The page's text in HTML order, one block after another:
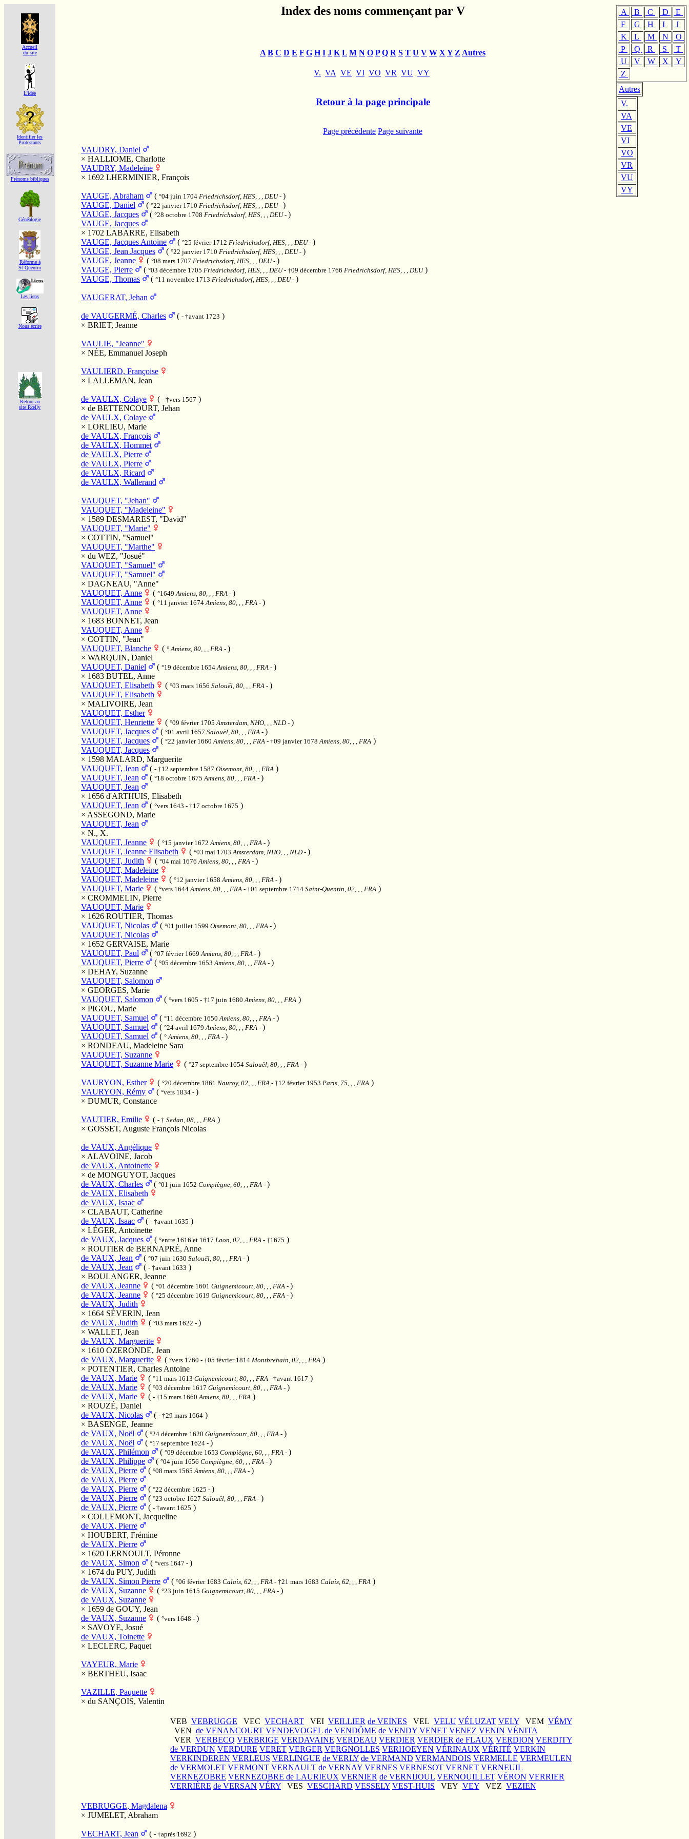
Accueil
du site
L'idée
Identifier les
Protestants
Prénoms bibliques
Généalogie
Réforme á
St Quentin
Les liens
Nous écrire
Retour au
site Rœlly
Index des noms commençant par V A B C D
E
F
G H I
J
K
L M N
O
P
Q R S
T
U
V W X
Y
Z
Autres
V.
VA
VE
VI
VO
VR
VU
VY
A B C D E F G H I J K L M N O P Q R S T U V W X Y Z Autres
V. VA VE VI VO VR VU VY
Retour à la page principale
Page précédente Page suivante
VAUDRY, Daniel
× HALLIOME, Charlotte
VAUDRY, Madeleine
× 1692 LHERMINIER, François
VAUGE, Abraham ( °04 juin 1704 Friedrichsdorf, HES, , , DEU- )
VAUGE, Daniel
( °22 janvier 1710 Friedrichsdorf, HES, , , DEU- )
VAUGE, Jacques
( °28 octobre 1708 Friedrichsdorf, HES, , , DEU- )
VAUGE, Jacques
× 1702 LABARRE, Elisabeth
VAUGE, Jacques Antoine
( °25 février 1712 Friedrichsdorf, HES, , , DEU- )
VAUGE, Jean Jacques
( °22 janvier 1710 Friedrichsdorf, HES, , , DEU- )
VAUGE, Jeanne
( °08 mars 1707 Friedrichsdorf, HES, , , DEU- )
VAUGE, Pierre
( °03 décembre 1705 Friedrichsdorf, HES, , , DEU- †09 décembre 1766 Friedrichsdorf, HES, , , DEU)
VAUGE, Thomas
( °11 novembre 1713 Friedrichsdorf, HES, , , DEU- )
VAUGERAT, Jehan
de VAUGERMÉ, Charles ( - †avant 1723 )
× BRIET, Jeanne
VAULIE, "Jeanne"
× NÉE, Emmanuel Joseph
VAULIERD, Françoise
× LALLEMAN, Jean
de VAULX, Colaye ( - †vers 1567 )
× de BETTENCOURT, Jehan
de VAULX, Colaye
× LORLIEU, Marie
de VAULX, François
de VAULX, Hommet
de VAULX, Pierre
de VAULX, Pierre
de VAULX, Ricard
de VAULX, Wallerand
VAUQUET, "Jehan"
VAUQUET, "Madeleine"
× 1589 DESMAREST, "David"
VAUQUET, "Marie"
× COTTIN, "Samuel"
VAUQUET, "Marthe"
× du WEZ, "Josué"
VAUQUET, "Samuel"
VAUQUET, "Samuel"
× DAGNEAU, "Anne"
VAUQUET, Anne
( °1649 Amiens, 80, , , FRA - )
VAUQUET, Anne
( °11 janvier 1674 Amiens, 80, , , FRA - )
VAUQUET, Anne
× 1683 BONNET, Jean
VAUQUET, Anne
× COTTIN, "Jean"
VAUQUET, Blanche
( ° Amiens, 80, , , FRA - )
× WARQUIN, Daniel
VAUQUET, Daniel
( °19 décembre 1654 Amiens, 80, , , FRA - )
× 1683 BUTEL, Anne
VAUQUET, Elisabeth
( °03 mars 1656 Salouël, 80, , , FRA - )
VAUQUET, Elisabeth
× MALIVOIRE, Jean
VAUQUET, Esther
VAUQUET, Henriette
( °09 février 1705 Amsterdam, NHO, , , NLD- )
VAUQUET, Jacques
( °01 avril 1657 Salouël, 80, , , FRA - )
VAUQUET, Jacques
( °22 janvier 1660 Amiens, 80, , , FRA - †09 janvier 1678 Amiens, 80, , , FRA )
VAUQUET, Jacques
× 1598 MALARD, Marguerite
VAUQUET, Jean
( - †12 septembre 1587 Oisemont, 80, , , FRA )
VAUQUET, Jean
( °18 octobre 1675 Amiens, 80, , , FRA - )
VAUQUET, Jean
× 1656 d'ARTHUIS, Elisabeth
VAUQUET, Jean
( °vers 1643 - †17 octobre 1675 )
× ASSEGOND, Marie
VAUQUET, Jean
× N., X.
VAUQUET, Jeanne
( °15 janvier 1672 Amiens, 80, , , FRA - )
VAUQUET, Jeanne Elisabeth
( °03 mai 1703 Amsterdam, NHO, , , NLD- )
VAUQUET, Judith
( °04 mai 1676 Amiens, 80, , , FRA - )
VAUQUET, Madeleine
VAUQUET, Madeleine
( °12 janvier 1658 Amiens, 80, , , FRA - )
VAUQUET, Marie
( °vers 1644 Amiens, 80, , , FRA - †01 septembre 1714 Saint-Quentin, 02, , , FRA )
× CROMMELIN, Pierre
VAUQUET, Marie
× 1626 ROUTIER, Thomas
VAUQUET, Nicolas
( °01 juillet 1599 Oisemont, 80, , , FRA - )
VAUQUET, Nicolas
× 1652 GERVAISE, Marie
VAUQUET, Paul
( °07 février 1669 Amiens, 80, , , FRA - )
VAUQUET, Pierre
( °05 décembre 1653 Amiens, 80, , , FRA - )
× DEHAY, Suzanne
VAUQUET, Salomon
× GEORGES, Marie
VAUQUET, Salomon
( °vers 1605 - †17 juin 1680 Amiens, 80, , , FRA )
× PIGOU, Marie
VAUQUET, Samuel
( °11 décembre 1650 Amiens, 80, , , FRA - )
VAUQUET, Samuel
( °24 avril 1679 Amiens, 80, , , FRA - )
VAUQUET, Samuel
( ° Amiens, 80, , , FRA - )
× RONDEAU, Madeleine Sara
VAUQUET, Suzanne
VAUQUET, Suzanne Marie
( °27 septembre 1654 Salouël, 80, , , FRA - )
VAURYON, Esther ( °20 décembre 1861 Nauroy, 02, , , FRA - †12 février 1953 Paris, 75, , , FRA )
VAURYON, Rémy
( °vers 1834 - )
× DUMUR, Constance
VAUTIER, Emilie ( - † Sedan, 08, , , FRA )
× GOSSET, Auguste François Nicolas
de VAUX, Angélique
× ALAVOINE, Jacob
de VAUX, Antoinette
× de MONGUYOT, Jacques
de VAUX, Charles
( °01 juin 1652 Compiègne, 60, , , FRA - )
de VAUX, Elisabeth
de VAUX, Isaac
× CLABAUT, Catherine
de VAUX, Isaac
( - †avant 1635 )
× LÉGER, Antoinette
de VAUX, Jacques
( °entre 1616 et 1617 Laon, 02, , , FRA - †1675 )
× ROUTIER de BERNAPRÉ, Anne
de VAUX, Jean
( °07 juin 1630 Salouël, 80, , , FRA - )
de VAUX, Jean
( - †avant 1633 )
× BOULANGER, Jeanne
de VAUX, Jeanne
( °01 décembre 1601 Guignemicourt, 80, , , FRA - )
de VAUX, Jeanne
( °25 décembre 1619 Guignemicourt, 80, , , FRA - )
de VAUX, Judith
× 1664 SÉVERIN, Jean
de VAUX, Judith
( °03 mars 1622 - )
× WALLET, Jean
de VAUX, Marguerite
× 1610 OZERONDE, Jean
de VAUX, Marguerite
( °vers 1760 - †05 février 1814 Montbrehain, 02, , , FRA )
× POTENTIER, Charles Antoine
de VAUX, Marie
( °11 mars 1613 Guignemicourt, 80, , , FRA - †avant 1617 )
de VAUX, Marie
( °03 décembre 1617 Guignemicourt, 80, , , FRA - )
de VAUX, Marie
( - †15 mars 1660 Amiens, 80, , , FRA )
× ROUZÉ, Daniel
de VAUX, Nicolas
( - †29 mars 1664 )
× BASENGE, Jeanne
de VAUX, Noël
( °24 décembre 1620 Guignemicourt, 80, , , FRA - )
de VAUX, Noël
( °17 septembre 1624 - )
de VAUX, Philémon
( °09 décembre 1653 Compiègne, 60, , , FRA - )
de VAUX, Philippe
( °04 juin 1656 Compiègne, 60, , , FRA - )
de VAUX, Pierre
( °08 mars 1565 Amiens, 80, , , FRA - )
de VAUX, Pierre
de VAUX, Pierre
( °22 décembre 1625 - )
de VAUX, Pierre
( °23 octobre 1627 Salouël, 80, , , FRA - )
de VAUX, Pierre
( - †avant 1625 )
× COLLEMONT, Jacqueline
de VAUX, Pierre
× HOUBERT, Frémine
de VAUX, Pierre
× 1620 LERNOULT, Péronne
de VAUX, Simon
( °vers 1647 - )
× 1674 du PUY, Judith
de VAUX, Simon Pierre
( °06 février 1683 Calais, 62, , , FRA - †21 mars 1683 Calais, 62, , , FRA )
de VAUX, Suzanne
( °23 juin 1615 Guignemicourt, 80, , , FRA - )
de VAUX, Suzanne
× 1659 de GOUY, Jean
de VAUX, Suzanne
( °vers 1648 - )
× SAVOYE, Josué
de VAUX, Toinette
× LECLERC, Paquet
VAYEUR, Marie
× BERTHEU, Isaac
VAZILLE, Paquette
× du SANÇOIS, Valentin
VEB VEBRUGGE VEC VECHART VEI VEILLIER de VEINES VEL VELU VÉLUZAT VELY VEM VÉMY
VEN de VENANCOURT VENDEVOGEL de VENDÔME de VENDY VENET VENEZ VENIN VÉNITA
VER VERBECQ VERBRIGE VERDAVAINE VERDEAU VERDIER VERDIER de FLAUX VERDION VERDITY
de VERDUN VERDURE VERET VERGER VERGNOLLES VERHOEYEN VÉRINAUX VÉRITÉ VERKIN
VERKINDEREN VERLEUS VERLINGUE de VERLY de VERMAND VERMANDOIS VERMELLE VERMEULEN
de VERMOLET VERMONT VERNAULT de VERNAY VERNES VERNESOT VERNET VERNEUIL
VERNEZOBRE VERNEZOBRE de LAURIEUX VERNIER de VERNIJOUL VERNOUILLET VÉRON VERRIER
VERRIÈRE de VERSAN VÉRY VES VESCHARD VESSELY VEST-HUIS VEY VEY VEZ VEZIEN
VEBRUGGE, Magdalena
× JUMELET, Abraham
VECHART, Jean ( - †après 1692 )